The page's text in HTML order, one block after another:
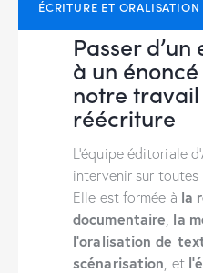
ÉCRITURE ET ORALISATION
Passer
à un
notre
réécriture
L’équipe éditoriale
intervenir sur toutes
Elle est formée à la
documentaire la
l’oralisation de
scénarisation , et